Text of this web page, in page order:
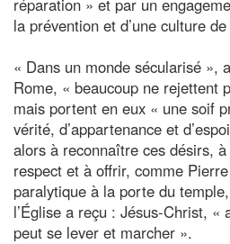
réparation » et par un
la prévention et d’une culture
« Dans un monde sécularisé »,
Rome, « beaucoup ne rejettent
mais portent en eux « une soif
vérité, d’appartenance et
alors à reconnaître ces désirs,
respect et à offrir, comme
paralytique à la porte du
l’Église a reçu : Jésus-Christ, «
peut se lever et marcher ».